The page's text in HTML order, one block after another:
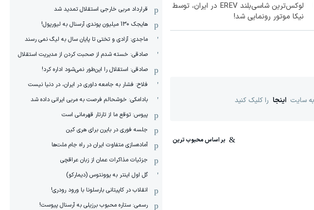
لوکس‌ترین شاسی‌بلند EREV در ایران، توسط
نیکا موتور رونمایی شد!
سایت اینجا را کلیک کنید
قرارداد مربی خارجی استقلال تمدید شد
هایجک 130 میلیون پوندی آرسنال به لیورپول!
ماجدی: آزادی و تختی تا پایان سال به لیگ نمی رسند
صادقی: خسته شدم از صحبت کردن از مدیریت استقلال
صادقی: استقلال را این‌طور نمی‌شود اداره کرد!
فلاح: فشار به جامعه داوری در ایران، در دنیا نیست
بادامکی: خوشحالم فرصت به مربی ایرانی داده شد
پیوس: توقع ما از تارتار قهرمانی است
جلسه فوری در بایرن برای هری کین
آماده‌سازی متفاوت ایران در راه جام ملت‌ها
جزئیات مذاکرات عمان از زبان عراقچی
گل اول اینتر به یوونتوس (دیمارکو)
انقلاب در کاپیتانی بارسلونا با ورود رودری!
رسمی: ستاره محبوب برزیلی به آرسنال پیوست!